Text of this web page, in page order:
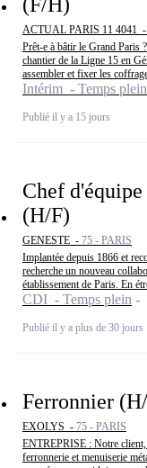
ACTUAL PARIS 11 4041 -
Prêt-e à bâtir le Grand Paris
chantier de la Ligne 15 en
assembler et fixer les
Intérim - Temps plein
Publié il y a 15 jours
Chef
(H/F)
GENESTE - 75 - PARIS
Implantée depuis 1866 et
recherche un nouveau
établissement de Paris. En
CDI - Temps plein
Publié il y a plus de 30 jours
Ferronnier
EXOLYS - 75 - PARIS
ENTREPRISE : Notre
ferronnerie et menuiserie